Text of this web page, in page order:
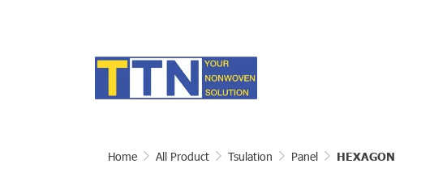
Home All Product Tsulation Panel HEXAGON